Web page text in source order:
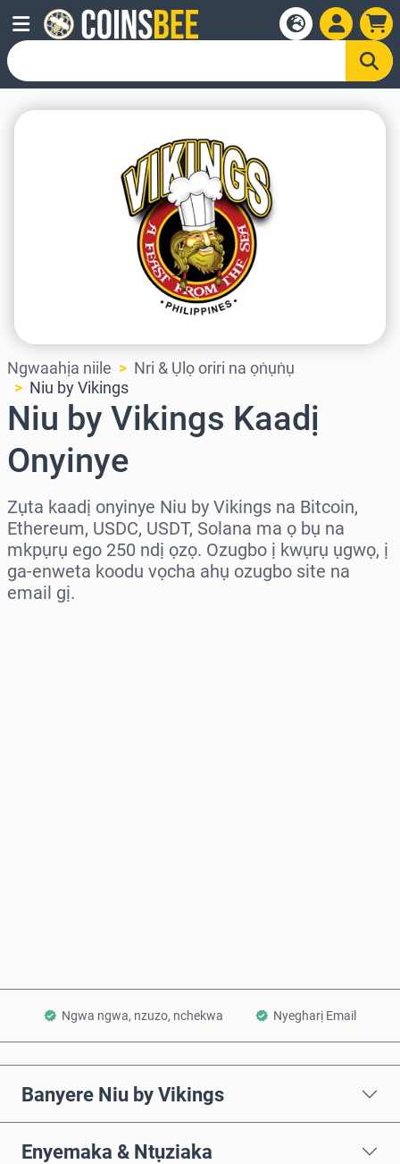
Ngwaahịa niile
Nri & Ụlọ oriri na ọṅụṅụ
Niu by Vikings
Niu by Vikings Kaadị
Onyinye
Zụta kaadị onyinye Niu by Vikings na Bitcoin,
Ethereum, USDC, USDT, Solana ma ọ bụ na
mkpụrụ ego 250 ndị ọzọ. Ozugbo ị kwụrụ ụgwọ, ị
ga-enweta koodu vọcha ahụ ozugbo site na
email gị.
Ngwa ngwa, nzuzo, nchekwa Nyegharị Email
Banyere Niu by Vikings
Enyemaka & Ntụziaka